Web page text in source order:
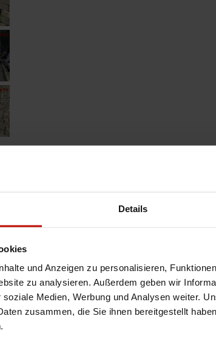
Details
und Anzeigen zu personalisieren,
zu analysieren. Außerdem geben wir
Medien, Werbung und Analysen weiter.
zusammen, die Sie ihnen bereitgestellt